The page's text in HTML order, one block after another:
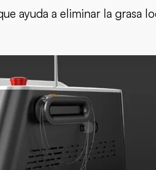
ayuda a eliminar la grasa